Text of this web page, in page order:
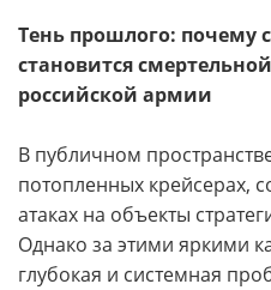
Тень прошлого: почему
становится
российской армии
В публичном
потопленных крейсерах,
атаках на объекты
Однако за этими яркими
глубокая и системная